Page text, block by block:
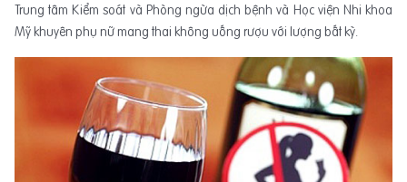
Trung tâm Kiểm soát và Phòng ngừa dịch bệnh và Học viện Nhi khoa
Mỹ khuyên phụ nữ mang thai không uống rượu với lượng bất kỳ.